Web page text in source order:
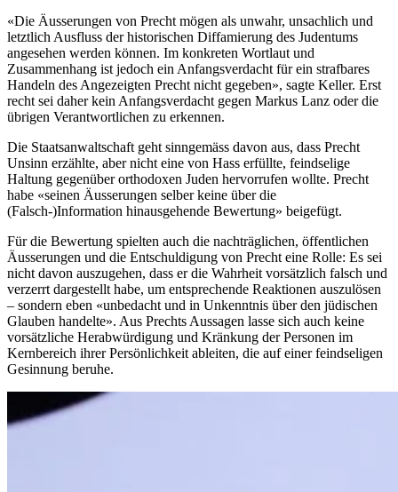
«Die Äusserungen von Precht mögen als unwahr, unsachlich und
letztlich Ausfluss der historischen Diffamierung des Judentums
angesehen werden können. Im konkreten Wortlaut und
Zusammenhang ist jedoch ein Anfangsverdacht für ein strafbares
Handeln des Angezeigten Precht nicht gegeben», sagte Keller. Erst
recht sei daher kein Anfangsverdacht gegen Markus Lanz oder die
übrigen Verantwortlichen zu erkennen.
Die Staatsanwaltschaft geht sinngemäss davon aus, dass Precht
Unsinn erzählte, aber nicht eine von Hass erfüllte, feindselige
Haltung gegenüber orthodoxen Juden hervorrufen wollte. Precht
habe «seinen Äusserungen selber keine über die
(Falsch-)Information hinausgehende Bewertung» beigefügt.
Für die Bewertung spielten auch die nachträglichen, öffentlichen
Äusserungen und die Entschuldigung von Precht eine Rolle: Es sei
nicht davon auszugehen, dass er die Wahrheit vorsätzlich falsch und
verzerrt dargestellt habe, um entsprechende Reaktionen auszulösen
– sondern eben «unbedacht und in Unkenntnis über den jüdischen
Glauben handelte». Aus Prechts Aussagen lasse sich auch keine
vorsätzliche Herabwürdigung und Kränkung der Personen im
Kernbereich ihrer Persönlichkeit ableiten, die auf einer feindseligen
Gesinnung beruhe.